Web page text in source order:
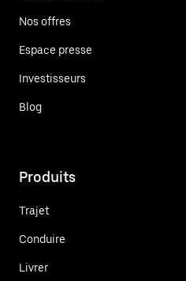
Nos offres
Espace presse
Investisseurs
Blog
Produits
Trajet
Conduire
Livrer